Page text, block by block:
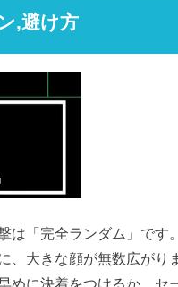
,避け方
は「完全ランダム」です。
、大きな顔が無数広がり
めに決着をつけるか、セ